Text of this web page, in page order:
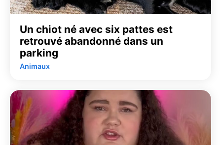
Un chiot né avec six pattes est
retrouvé abandonné dans un
parking
Animaux